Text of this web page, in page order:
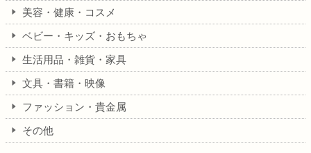
美容・健康・コスメ
ベビー・キッズ・おもちゃ
生活用品・雑貨・家具
文具・書籍・映像
ファッション・貴金属
その他